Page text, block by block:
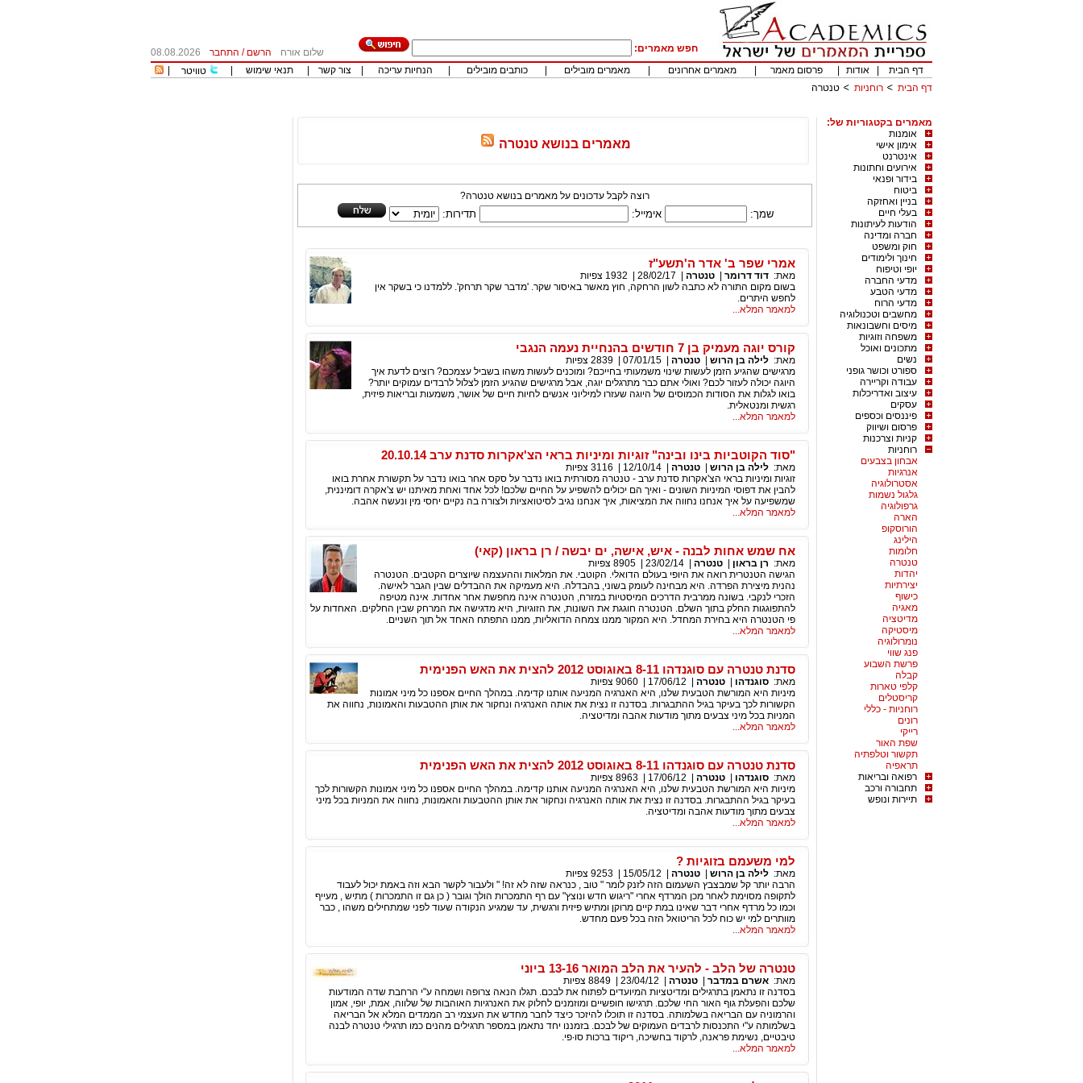
חפש מאמרים: שלום אורח הרשם / התחבר
08.08.2026
דף הבית
אודות פרסום מאמר מאמרים אחרונים מאמרים מובילים כותבים מובילים הנחיות עריכה צור קשר תנאי שימוש טוויטר
דף הבית
רוחניות טנטרה
מאמרים בקטגוריות של:
אומנות
אימון אישי
אינטרנט
אירועים וחתונות
בידור ופנאי
ביטוח
בניין ואחזקה
בעלי חיים
הודעות לעיתונות
חברה ומדינה
חוק ומשפט
חינוך ולימודים
יופי וטיפוח
מדעי החברה
מדעי הטבע
מדעי הרוח
מחשבים וטכנולוגיה
מיסים וחשבונאות
משפחה וזוגיות
מתכונים ואוכל
נשים
ספורט וכושר גופני
עבודה וקריירה
עיצוב ואדריכלות
עסקים
פיננסים וכספים
פרסום ושיווק
קניות וצרכנות
רוחניות
אבחון בצבעים
אנרגיות
אסטרולוגיה
גלגול נשמות
גרפולוגיה
הארה
הורוסקופ
הילינג
חלומות
טנטרה
יהדות
יצירתיות
כישוף
מאגיה
מדיטציה
מיסטיקה
נומרולוגיה
פנג שווי
פרשת השבוע
קבלה
קלפי טארות
קריסטלים
רוחניות - כללי
רונים
רייקי
שפת האור
תקשור וטלפתיה
תראפיה
רפואה ובריאות
תחבורה ורכב
תיירות ונופש
מאמרים בנושא טנטרה
רוצה לקבל עדכונים על מאמרים בנושא טנטרה?
שמך: אימייל: תדירות:
אמרי שפר ב' אדר ה'תשע"ז
מאת: דוד דרומר טנטרה 28/02/17
1932 צפיות
בשום מקום התורה לא כתבה לשון הרחקה, חוץ מאשר באיסור שקר. 'מדבר שקר תרחק'. ללמדנו כי בשקר אין
לחפש היתרים.
למאמר המלא...
קורס יוגה מעמיק בן 7 חודשים בהנחיית נעמה הנגבי
מאת: לילה בן הרוש טנטרה 07/01/15
2839 צפיות
מרגישים שהגיע הזמן לעשות שינוי משמעותי בחייכם? ומוכנים לעשות משהו בשביל עצמכם? רוצים לדעת איך
היוגה יכולה לעזור לכם? ואולי אתם כבר מתרגלים יוגה, אבל מרגישים שהגיע הזמן לצלול לרבדים עמוקים יותר?
בואו לגלות את הסודות הכמוסים של היוגה שעזרו למיליוני אנשים לחיות חיים של אושר, משמעות ובריאות פיזית,
רגשית ומנטאלית.
למאמר המלא...
"סוד הקוטביות בינו ובינה" זוגיות ומיניות בראי הצ'אקרות סדנת ערב 20.10.14
מאת: לילה בן הרוש טנטרה 12/10/14
3116 צפיות
זוגיות ומיניות בראי הצ'אקרות סדנת ערב - טנטרה מסורתית בואו נדבר על סקס אחר בואו נדבר על תקשורת אחרת בואו
להבין את דפוסי המיניות השונים - ואיך הם יכולים להשפיע על החיים שלכם! לכל אחד ואחת מאיתנו יש צ'אקרה דומיננית,
שמשפיעה על איך אנחנו נחווה את המציאות, איך אנחנו נגיב לסיטואציות ולצורה בה נקיים יחסי מין ונעשה אהבה.
למאמר המלא...
אח שמש אחות לבנה - איש, אישה, ים יבשה / רן בראון (קאי)
מאת: רן בראון טנטרה 23/02/14
8905 צפיות
הגישה הטנטרית רואה את היופי בעולם הדואלי. הקוטבי. את המלאות וההעצמה שיוצרים הקטבים. הטנטרה
נהנית מיצירת הפרדה. היא מבחינה לעומק בשוני, בהבדלה. היא מעמיקה את ההבדלים שבין הגבר לאישה.
הזכרי לנקבי. בשונה ממרבית הדרכים המיסטיות במזרח, הטנטרה אינה מחפשת אחר אחדות. אינה מטיפה
להתפוגגות החלק בתוך השלם. הטנטרה חוגגת את השונות, את הזוגיות, היא מדגישה את המרחק שבין החלקים. האחדות על
פי הטנטרה היא בחירת המחדל. היא המקור ממנו צמחה הדואליות, ממנו התפתח האחד אל תוך השניים.
למאמר המלא...
סדנת טנטרה עם סוגנדהו 8-11 באוגוסט 2012 להצית את האש הפנימית
מאת: סוגנדהו טנטרה 17/06/12
9060 צפיות
מיניות היא המורשת הטבעית שלנו, היא האנרגיה המניעה אותנו קדימה. במהלך החיים אספנו כל מיני אמונות
הקשורות לכך בעיקר בגיל ההתבגרות. בסדנה זו נצית את אותה האנרגיה ונחקור את אותן ההטבעות והאמונות, נחווה את
המניות בכל מיני צבעים מתוך מודעות אהבה ומדיטציה.
למאמר המלא...
סדנת טנטרה עם סוגנדהו 8-11 באוגוסט 2012 להצית את האש הפנימית
מאת: סוגנדהו טנטרה 17/06/12
8963 צפיות
מיניות היא המורשת הטבעית שלנו, היא האנרגיה המניעה אותנו קדימה. במהלך החיים אספנו כל מיני אמונות הקשורות לכך
בעיקר בגיל ההתבגרות. בסדנה זו נצית את אותה האנרגיה ונחקור את אותן ההטבעות והאמונות, נחווה את המניות בכל מיני
צבעים מתוך מודעות אהבה ומדיטציה.
למאמר המלא...
למי משעמם בזוגיות ?
מאת: לילה בן הרוש טנטרה 15/05/12
9253 צפיות
הרבה יותר קל שמבצבץ השעמום הזה לזנק לומר " טוב , כנראה שזה לא זה! " ולעבור לקשר הבא וזה באמת יכול לעבוד
לתקופה מסוימת לאחר מכן המרדף אחרי "ריגוש חדש ונוצץ" עם רף התמכרות הולך וגובר ( כן גם זו התמכרות ) מתיש , מעייף
וכמו כל מרדף אחרי דבר שאינו במת קיים מרוקן ומתיש פיזית ורגשית, עד שמגיע הנקודה שעוד לפני שמתחילים משהו , כבר
מוותרים למי יש כוח לכל הריטואל הזה בכל פעם מחדש.
למאמר המלא...
טנטרה של הלב - להעיר את הלב המואר 13-16 ביוני
מאת: אשרם במדבר טנטרה 23/04/12
8849 צפיות
בסדנה זו נתאמן בתרגילים ומדיטציות המיועדים לפתוח את לבכם. תגלו הנאה צרופה ושמחה ע"י הרחבת שדה המודעות
שלכם והפעלת גוף האור החי שלכם. תרגישו חופשיים ומוזמנים לחלוק את האנרגיות האוהבות של שלווה, אמת, יופי, אמון
והרמוניה עם הבריאה בשלמותה. בסדנה זו תוכלו להיזכר כיצד לחבר מחדש את העצמי רב הממדים המלא אל הבריאה
בשלמותה ע"י התכנסות לרבדים העמוקים של לבכם. בזמננו יחד נתאמן במספר תרגילים מהנים כמו תרגילי טנטרה לבנה
טיבטיים, נשימת פראנה, לרקוד בחשיכה, ריקוד ברכות סו∙פי.
למאמר המלא...